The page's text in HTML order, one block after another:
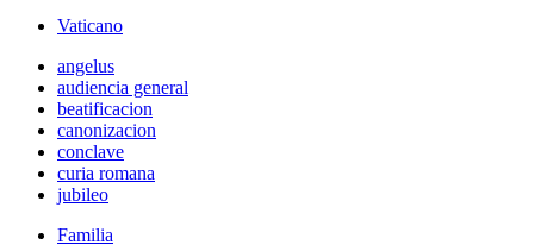
Vaticano
angelus
audiencia general
beatificacion
canonizacion
conclave
curia romana
jubileo
Familia